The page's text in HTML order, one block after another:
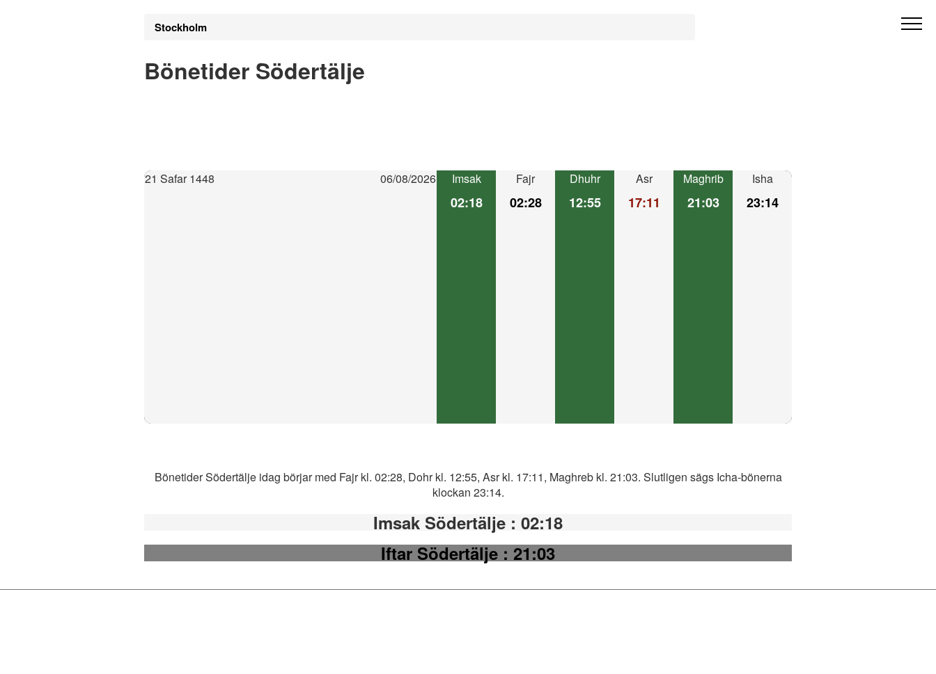
Stockholm
Bönetider Södertälje
21 Safar 1448 06/08/2026 Imsak
02:18
Fajr
02:28
Dhuhr
12:55
Asr
17:11
Maghrib
21:03
Isha
23:14
Bönetider Södertälje idag börjar med Fajr kl. 02:28, Dohr kl. 12:55, Asr kl. 17:11, Maghreb kl. 21:03. Slutligen sägs Icha-bönerna
klockan 23:14.
Imsak Södertälje : 02:18
Iftar Södertälje: 21:03